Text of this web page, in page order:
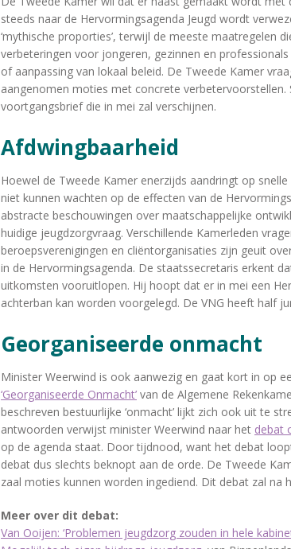
steeds naar de Hervormingsagenda Jeugd wordt
‘mythische proporties’, terwijl de meeste maatregelen
verbeteringen voor jongeren, gezinnen en
of aanpassing van lokaal beleid. De Tweede Kamer
aangenomen moties met concrete
voortgangsbrief die in mei zal verschijnen.
Afdwingbaarheid
Hoewel de Tweede Kamer enerzijds aandringt op
niet kunnen wachten op de effecten van de
abstracte beschouwingen over maatschappelijke
huidige jeugdzorgvraag. Verschillende Kamerleden
beroepsverenigingen en cliëntorganisaties zijn geuit
in de Hervormingsagenda. De staatssecretaris erkent
uitkomsten vooruitlopen. Hij hoopt dat er in mei een
achterban kan worden voorgelegd. De VNG heeft half
Georganiseerde onmacht
Minister Weerwind is ook aanwezig en gaat kort in op
‘Georganiseerde Onmacht’ van de Algemene
beschreven bestuurlijke ‘onmacht’ lijkt zich ook uit te
antwoorden verwijst minister Weerwind naar het debat
op de agenda staat. Door tijdnood, want het debat
debat dus slechts beknopt aan de orde. De Tweede
zaal moties kunnen worden ingediend. Dit debat zal na
Meer over dit debat:
Van Ooijen: ‘Problemen jeugdzorg zouden in hele